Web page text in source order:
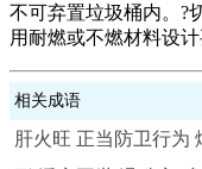
不可弃置垃圾桶内。?
用耐燃或不燃材料设
相关成语
肝火旺 正当防卫行为